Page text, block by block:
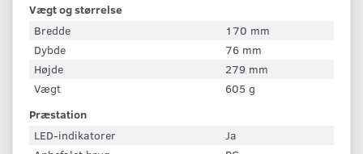
Vægt og størrelse
Bredde
170 mm
Dybde
76 mm
Højde
279 mm
Vægt
605 g
Præstation
LED-indikatorer
Ja